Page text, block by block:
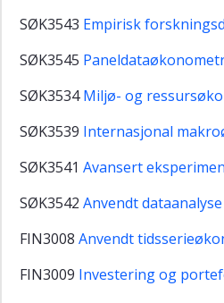
Kontaktinformasjon
SØK3543 Empirisk
SØK3545
SØK3534Miljø- og
SØK3539 Internasjonal
SØK3541 Avansert
SØK3542 Anvendt dataanalyse
FIN3008 Anvendt
FIN3009 Investering og